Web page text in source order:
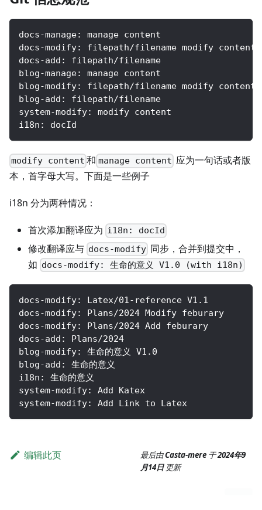
docs-manage: manage content
docs-modify: filepath/filename modify content
docs-add: filepath/filename
blog-manage: manage content
blog-modify: filepath/filename modify content
blog-add: filepath/filename
system-modify: modify content
i18n: docId
modify content 和 manage content 应为一句话或者版
本，首字母大写。下面是一些例子
i18n 分为两种情况：
首次添加翻译应为 i18n: docId
修改翻译应与 docs-modify 同步，合并到提交中，
如 docs-modify: 生命的意义 V1.0 (with i18n)
docs-modify: Latex/01-reference V1.1
docs-modify: Plans/2024 Modify feburary
docs-modify: Plans/2024 Add feburary
docs-add: Plans/2024
blog-modify: 生命的意义 V1.0
blog-add: 生命的意义
i18n: 生命的意义
system-modify: Add Katex
system-modify: Add Link to Latex
编辑此页 最后由Casta-mere 于2024年9
月14日更新